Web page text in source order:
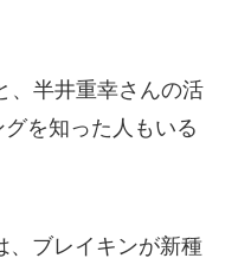
、半井重幸さんの活
を知った人もいる
、ブレイキンが新種